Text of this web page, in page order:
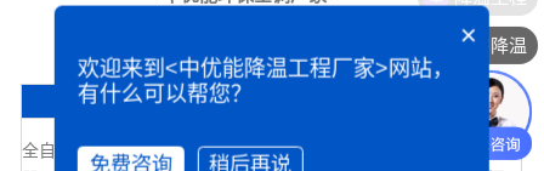
01
全自动液晶定速控制
星科工业环保空调高
注塑外壳，采用PP共
厂房降温
×
欢迎来到<中优能降温工程厂家>网站，
有什么可以帮您？
免费咨询 稍后再说